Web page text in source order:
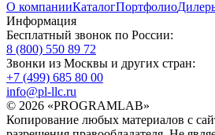
О компанииКаталогПортфолио
Информация
Бесплатный звонок по России:
8 (800) 550 89 72
Звонки из Москвы и других стран:
+7 (499) 685 80 00
info@pl-llc.ru
© 2026 «PROGRAMLAB»
Копирование любых материалов с